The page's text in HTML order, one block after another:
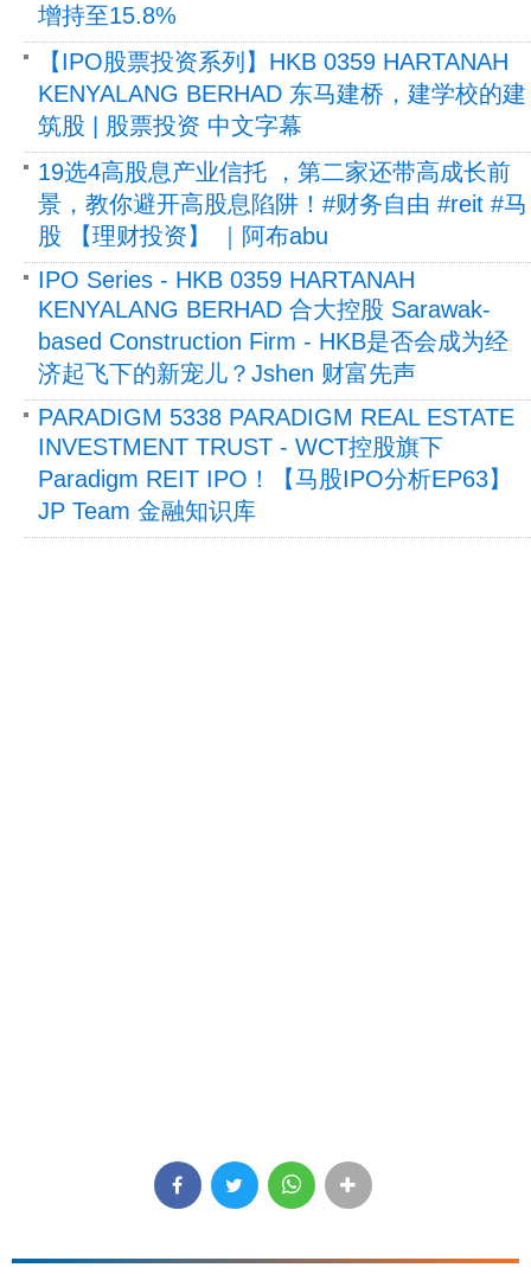
增持至15.8%
【IPO股票投资系列】HKB 0359 HARTANAH
KENYALANG BERHAD 东马建桥，建学校的建
筑股 | 股票投资 中文字幕
19选4高股息产业信托 ，第二家还带高成长前
景，教你避开高股息陷阱！#财务自由 #reit #马
股 【理财投资】 ｜阿布abu
IPO Series - HKB 0359 HARTANAH
KENYALANG BERHAD 合大控股 Sarawak-
based Construction Firm - HKB是否会成为经
济起飞下的新宠儿？Jshen 财富先声
PARADIGM 5338 PARADIGM REAL ESTATE
INVESTMENT TRUST - WCT控股旗下
Paradigm REIT IPO！【马股IPO分析EP63】
JP Team 金融知识库